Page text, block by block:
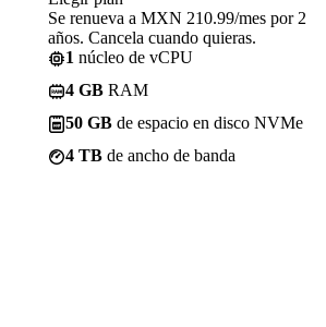
Se renueva a MXN 210.99/mes por 2
años. Cancela cuando quieras.
1 núcleo de vCPU
4 GB RAM
50 GB de espacio en disco NVMe
4 TB de ancho de banda